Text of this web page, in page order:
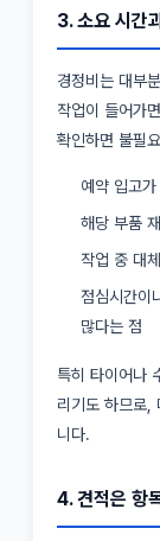
3. 소요 시간
경정비는 대부
작업이 들어가
확인하면 불필
예약 입고
해당 부품
작업 중 대
점심시간이
많다는 점
특히 타이어나
리기도 하므로,
니다.
4. 견적은 항